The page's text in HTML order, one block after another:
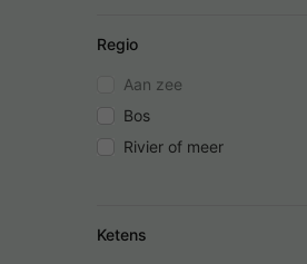
Regio
Aan zee
Bos
Rivier of meer
Ketens